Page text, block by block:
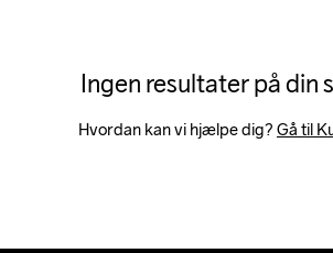
Ingen resultater på din
Hvordan kan vi hjælpe dig? Gå til